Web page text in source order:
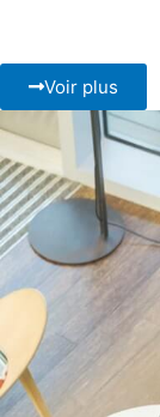
Voir plus